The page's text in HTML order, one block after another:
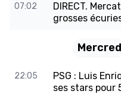
07:02
DIRECT.
grosses
22:05
PSG : Luis
ses stars pour